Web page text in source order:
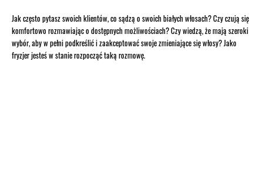
Jak często pytasz swoich klientów, co sądzą o swoich białych włosach? Czy czują się
komfortowo rozmawiając o dostępnych możliwościach? Czy wiedzą, że mają szeroki
wybór, aby w pełni podkreślić i zaakceptować swoje zmieniające się włosy? Jako
fryzjer jesteś w stanie rozpocząć taką rozmowę.